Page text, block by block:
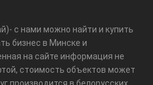
- с нами можно найти и купить
бизнес в Минске и
на сайте информация не
стоимость объектов может